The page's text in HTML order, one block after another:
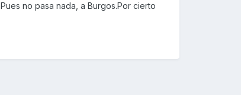
no pasa nada, a Burgos.Por cierto